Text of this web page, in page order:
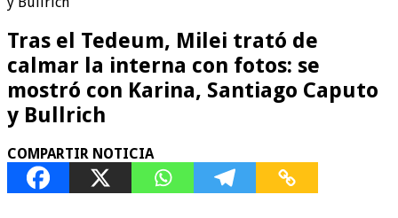
Tras el Tedeum, Milei trató de
calmar la interna con fotos: se
mostró con Karina, Santiago Caputo
y Bullrich
COMPARTIR NOTICIA